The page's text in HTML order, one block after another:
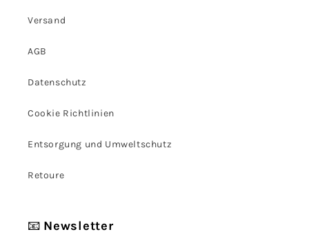
Versand
AGB
Datenschutz
Cookie Richtlinien
Entsorgung und Umweltschutz
Retoure
📧 Newsletter